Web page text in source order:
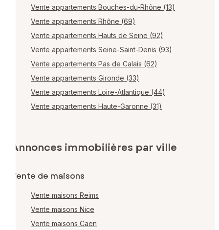
Vente appartements Bouches-du-Rhône (13)
Vente appartements Rhône (69)
Vente appartements Hauts de Seine (92)
Vente appartements Seine-Saint-Denis (93)
Vente appartements Pas de Calais (62)
Vente appartements Gironde (33)
Vente appartements Loire-Atlantique (44)
Vente appartements Haute-Garonne (31)
Annonces immobilières par ville
Vente de maisons
Vente maisons Reims
Vente maisons Nice
Vente maisons Caen